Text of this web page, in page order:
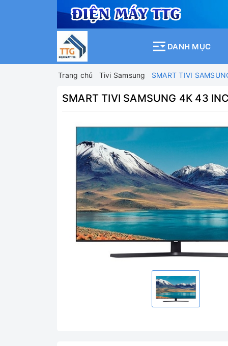
DANH MỤC
Trang chủ Tivi Samsung SMART TIVI
SMART TIVI SAMSUNG 4K 43